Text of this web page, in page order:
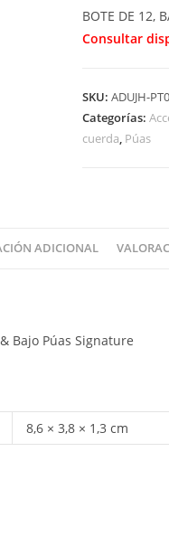
BOTE DE 12,
Consultar
SKU:ADUJH-
Categorías:
cuerda, Púas
ADICIONAL
& Bajo Púas Signature
8,6 × 3,8 × 1,3 cm